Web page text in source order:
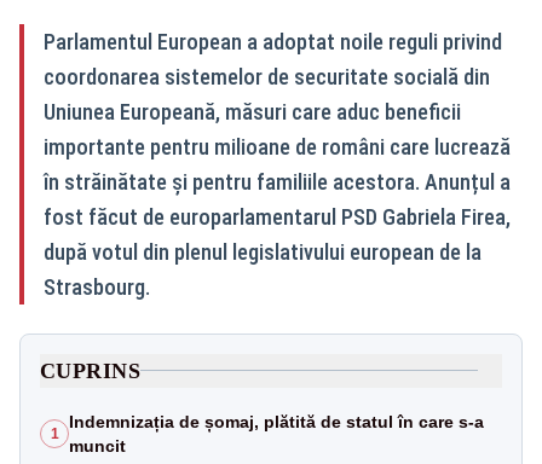
Parlamentul European a adoptat noile reguli privind
coordonarea sistemelor de securitate socială din
Uniunea Europeană, măsuri care aduc beneficii
importante pentru milioane de români care lucrează
în străinătate și pentru familiile acestora. Anunțul a
fost făcut de europarlamentarul PSD Gabriela Firea,
după votul din plenul legislativului european de la
Strasbourg.
CUPRINS
1
Indemnizația de șomaj, plătită de statul în care s-a
muncit